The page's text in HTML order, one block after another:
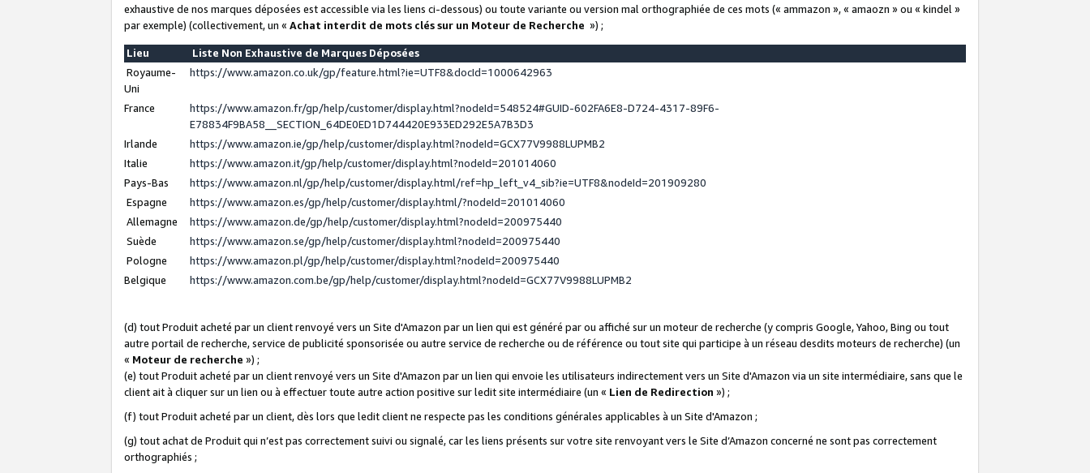
exhaustive de nos marques déposées est accessible via les liens ci-dessous) ou toute variante ou version mal orthographiée de ces mots (« ammazon », « amaozn » ou « kindel »
par exemple) (collectivement, un « Achat interdit de mots clés sur un Moteur de Recherche ») ;
Lieu
Liste Non Exhaustive de Marques Déposées
Royaume-
Uni
https://www.amazon.co.uk/gp/feature.html?ie=UTF8&docId=1000642963
France
https://www.amazon.fr/gp/help/customer/display.html?nodeId=548524#GUID-602FA6E8-D724-4317-89F6-
E78834F9BA58__SECTION_64DE0ED1D744420E933ED292E5A7B3D3
Irlande
https://www.amazon.ie/gp/help/customer/display.html?nodeId=GCX77V9988LUPMB2
Italie
https://www.amazon.it/gp/help/customer/display.html?nodeId=201014060
Pays-Bas
https://www.amazon.nl/gp/help/customer/display.html/ref=hp_left_v4_sib?ie=UTF8&nodeId=201909280
Espagne
https://www.amazon.es/gp/help/customer/display.html/?nodeId=201014060
Allemagne
https://www.amazon.de/gp/help/customer/display.html?nodeId=200975440
Suède
https://www.amazon.se/gp/help/customer/display.html?nodeId=200975440
Pologne
https://www.amazon.pl/gp/help/customer/display.html?nodeId=200975440
Belgique
https://www.amazon.com.be/gp/help/customer/display.html?nodeId=GCX77V9988LUPMB2
(d) tout Produit acheté par un client renvoyé vers un Site d'Amazon par un lien qui est généré par ou affiché sur un moteur de recherche (y compris Google, Yahoo, Bing ou tout
autre portail de recherche, service de publicité sponsorisée ou autre service de recherche ou de référence ou tout site qui participe à un réseau desdits moteurs de recherche) (un
« Moteur de recherche ») ;
(e) tout Produit acheté par un client renvoyé vers un Site d'Amazon par un lien qui envoie les utilisateurs indirectement vers un Site d'Amazon via un site intermédiaire, sans que le
client ait à cliquer sur un lien ou à effectuer toute autre action positive sur ledit site intermédiaire (un « Lien de Redirection ») ;
(f) tout Produit acheté par un client, dès lors que ledit client ne respecte pas les conditions générales applicables à un Site d'Amazon ;
(g) tout achat de Produit qui n’est pas correctement suivi ou signalé, car les liens présents sur votre site renvoyant vers le Site d’Amazon concerné ne sont pas correctement
orthographiés ;